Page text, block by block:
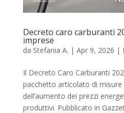
Decreto caro carburanti
imprese
da Stefania A. | Apr 9, 2026 |
Il Decreto Caro Carburanti
pacchetto articolato di misure
dell’aumento dei prezzi
produttivi. Pubblicato in